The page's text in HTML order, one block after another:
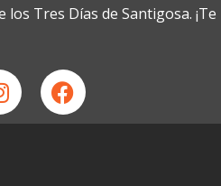
Tres Días de Santigosa. ¡Te